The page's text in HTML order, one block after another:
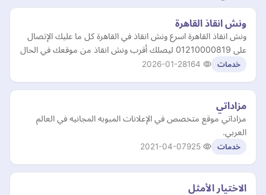
ونش انقاذ القاهرة
ونش انقاذ القاهرة اسرع ونش انقاذ في القاهرة كل ما عليك الإتصال
على 01210000819 ليصلك أقرب ونش انقاذ من موقعك في الحال
خدمات 2026-01-28
مزاداتي
مزاداتي موقع متخصص في الإعلانات المبوبه المجانيه في العالم
العربي.
خدمات 2021-04-07
الاختيار الأمثل